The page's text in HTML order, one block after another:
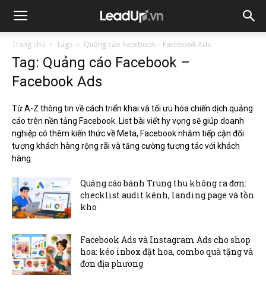
Trang chủ Tags Quảng cáo Facebook – Facebook Ads
Tag: Quảng cáo Facebook –
Facebook Ads
Từ A-Z thông tin về cách triển khai và tối ưu hóa chiến dịch quảng
cáo trên nền tảng Facebook. List bài viết hy vọng sẽ giúp doanh
nghiệp có thêm kiến thức về Meta, Facebook nhằm tiếp cận đối
tượng khách hàng rộng rãi và tăng cường tương tác với khách
hàng.
Quảng cáo bánh Trung thu không ra đơn:
checklist audit kênh, landing page và tồn
kho
Facebook Ads và Instagram Ads cho shop
hoa: kéo inbox đặt hoa, combo quà tặng và
đơn địa phương